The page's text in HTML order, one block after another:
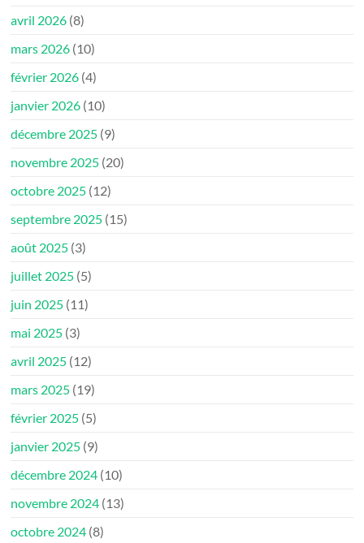
avril 2026 (8)
mars 2026 (10)
février 2026 (4)
janvier 2026 (10)
décembre 2025 (9)
novembre 2025 (20)
octobre 2025 (12)
septembre 2025 (15)
août 2025 (3)
juillet 2025 (5)
juin 2025 (11)
mai 2025 (3)
avril 2025 (12)
mars 2025 (19)
février 2025 (5)
janvier 2025 (9)
décembre 2024 (10)
novembre 2024 (13)
octobre 2024 (8)